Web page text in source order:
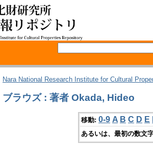
Nara National Research Institute for Cultural
ブラウズ : 著者 Okada, Hideo
移動: 0-9 A B C D E
あるいは、最初の数文